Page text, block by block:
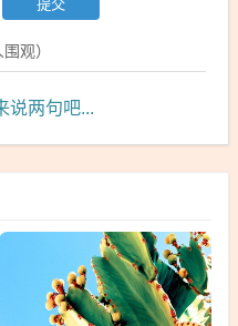
围观）
说两句吧...